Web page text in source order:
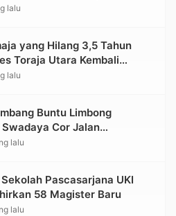
lalu
yang Hilang 3,5 Tahun
Toraja Utara Kembali
lalu
Buntu Limbong
Cor Jalan
500 Meter
lalu
Pascasarjana UKI
58 Magister Baru
lalu